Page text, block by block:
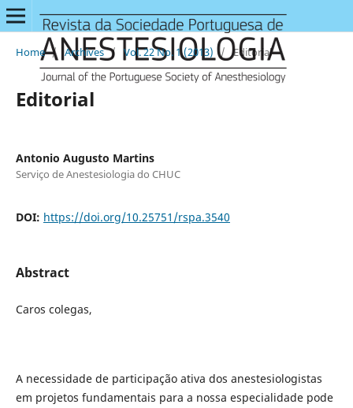
Home / Archives / Vol. 22 No. 1 (2013) / Editorial
Editorial
Antonio Augusto Martins
Serviço de Anestesiologia do CHUC
DOI: https://doi.org/10.25751/rspa.3540
Abstract
Caros colegas,
A necessidade de participação ativa dos anestesiologistas
em projetos fundamentais para a nossa especialidade pode